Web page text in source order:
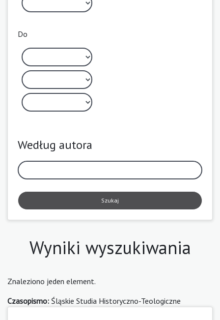
Do
Według autora
Szukaj
Wyniki wyszukiwania
Znaleziono jeden element.
Czasopismo: Śląskie Studia Historyczno-Teologiczne